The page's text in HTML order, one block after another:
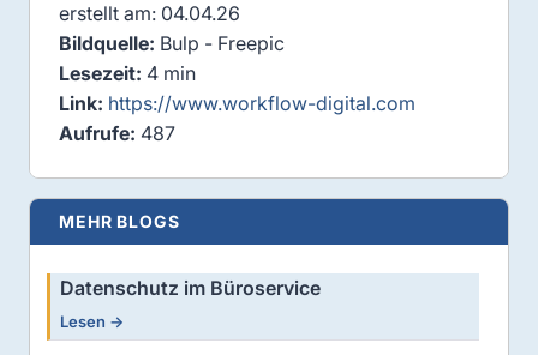
erstellt am: 04.04.26
Bildquelle: Bulp - Freepic
Lesezeit: 4 min
Link: https://www.workflow-digital.com
Aufrufe: 487
MEHR BLOGS
Datenschutz im Büroservice
Lesen →